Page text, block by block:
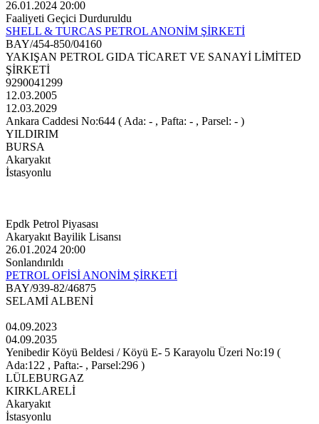
26.01.2024 20:00
Faaliyeti Geçici Durduruldu
SHELL & TURCAS PETROL ANONİM ŞİRKETİ
BAY/454-850/04160
YAKIŞAN PETROL GIDA TİCARET VE SANAYİ LİMİTED
ŞİRKETİ
9290041299
12.03.2005
12.03.2029
Ankara Caddesi No:644 ( Ada: - , Pafta: - , Parsel: - )
YILDIRIM
BURSA
Akaryakıt
İstasyonlu
Epdk Petrol Piyasası
Akaryakıt Bayilik Lisansı
26.01.2024 20:00
Sonlandırıldı
PETROL OFİSİ ANONİM ŞİRKETİ
BAY/939-82/46875
SELAMİ ALBENİ
04.09.2023
04.09.2035
Yenibedir Köyü Beldesi / Köyü E- 5 Karayolu Üzeri No:19 (
Ada:122 , Pafta:- , Parsel:296 )
LÜLEBURGAZ
KIRKLARELİ
Akaryakıt
İstasyonlu